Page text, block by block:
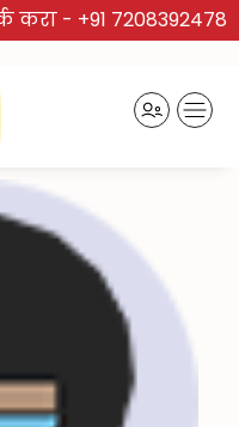
करा - +91 7208392478